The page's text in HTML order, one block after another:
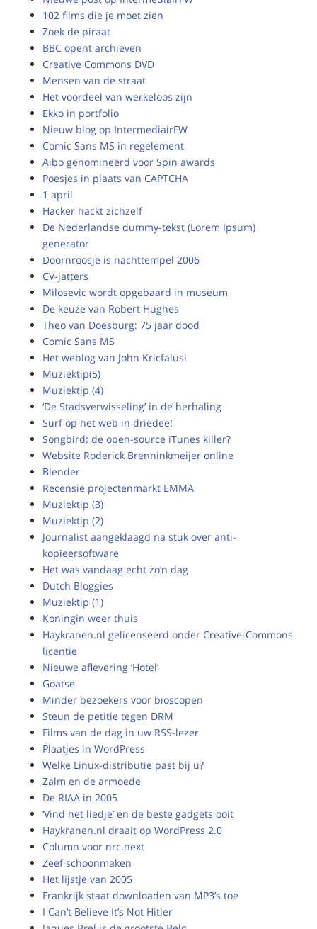
102 films die je moet zien
Zoek de piraat
BBC opent archieven
Creative Commons DVD
Mensen van de straat
Het voordeel van werkeloos zijn
Ekko in portfolio
Nieuw blog op IntermediairFW
Comic Sans MS in regelement
Aibo genomineerd voor Spin awards
Poesjes in plaats van CAPTCHA
1 april
Hacker hackt zichzelf
De Nederlandse dummy-tekst (Lorem Ipsum)
generator
Doornroosje is nachttempel 2006
CV-jatters
Milosevic wordt opgebaard in museum
De keuze van Robert Hughes
Theo van Doesburg: 75 jaar dood
Comic Sans MS
Het weblog van John Kricfalusi
Muziektip(5)
Muziektip (4)
‘De Stadsverwisseling’ in de herhaling
Surf op het web in driedee!
Songbird: de open-source iTunes killer?
Website Roderick Brenninkmeijer online
Blender
Recensie projectenmarkt EMMA
Muziektip (3)
Muziektip (2)
Journalist aangeklaagd na stuk over anti-
kopieersoftware
Het was vandaag echt zo’n dag
Dutch Bloggies
Muziektip (1)
Koningin weer thuis
Haykranen.nl gelicenseerd onder Creative-Commons
licentie
Nieuwe aflevering ‘Hotel’
Goatse
Minder bezoekers voor bioscopen
Steun de petitie tegen DRM
Films van de dag in uw RSS-lezer
Plaatjes in WordPress
Welke Linux-distributie past bij u?
Zalm en de armoede
De RIAA in 2005
‘Vind het liedje’ en de beste gadgets ooit
Haykranen.nl draait op WordPress 2.0
Column voor nrc.next
Zeef schoonmaken
Het lijstje van 2005
Frankrijk staat downloaden van MP3’s toe
I Can’t Believe It’s Not Hitler